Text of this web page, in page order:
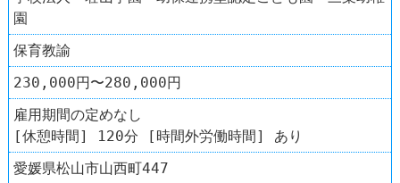
園
保育教諭
230,000円〜280,000円
雇用期間の定めなし
[休憩時間] 120分 [時間外労働時間] あり
愛媛県松山市山西町447